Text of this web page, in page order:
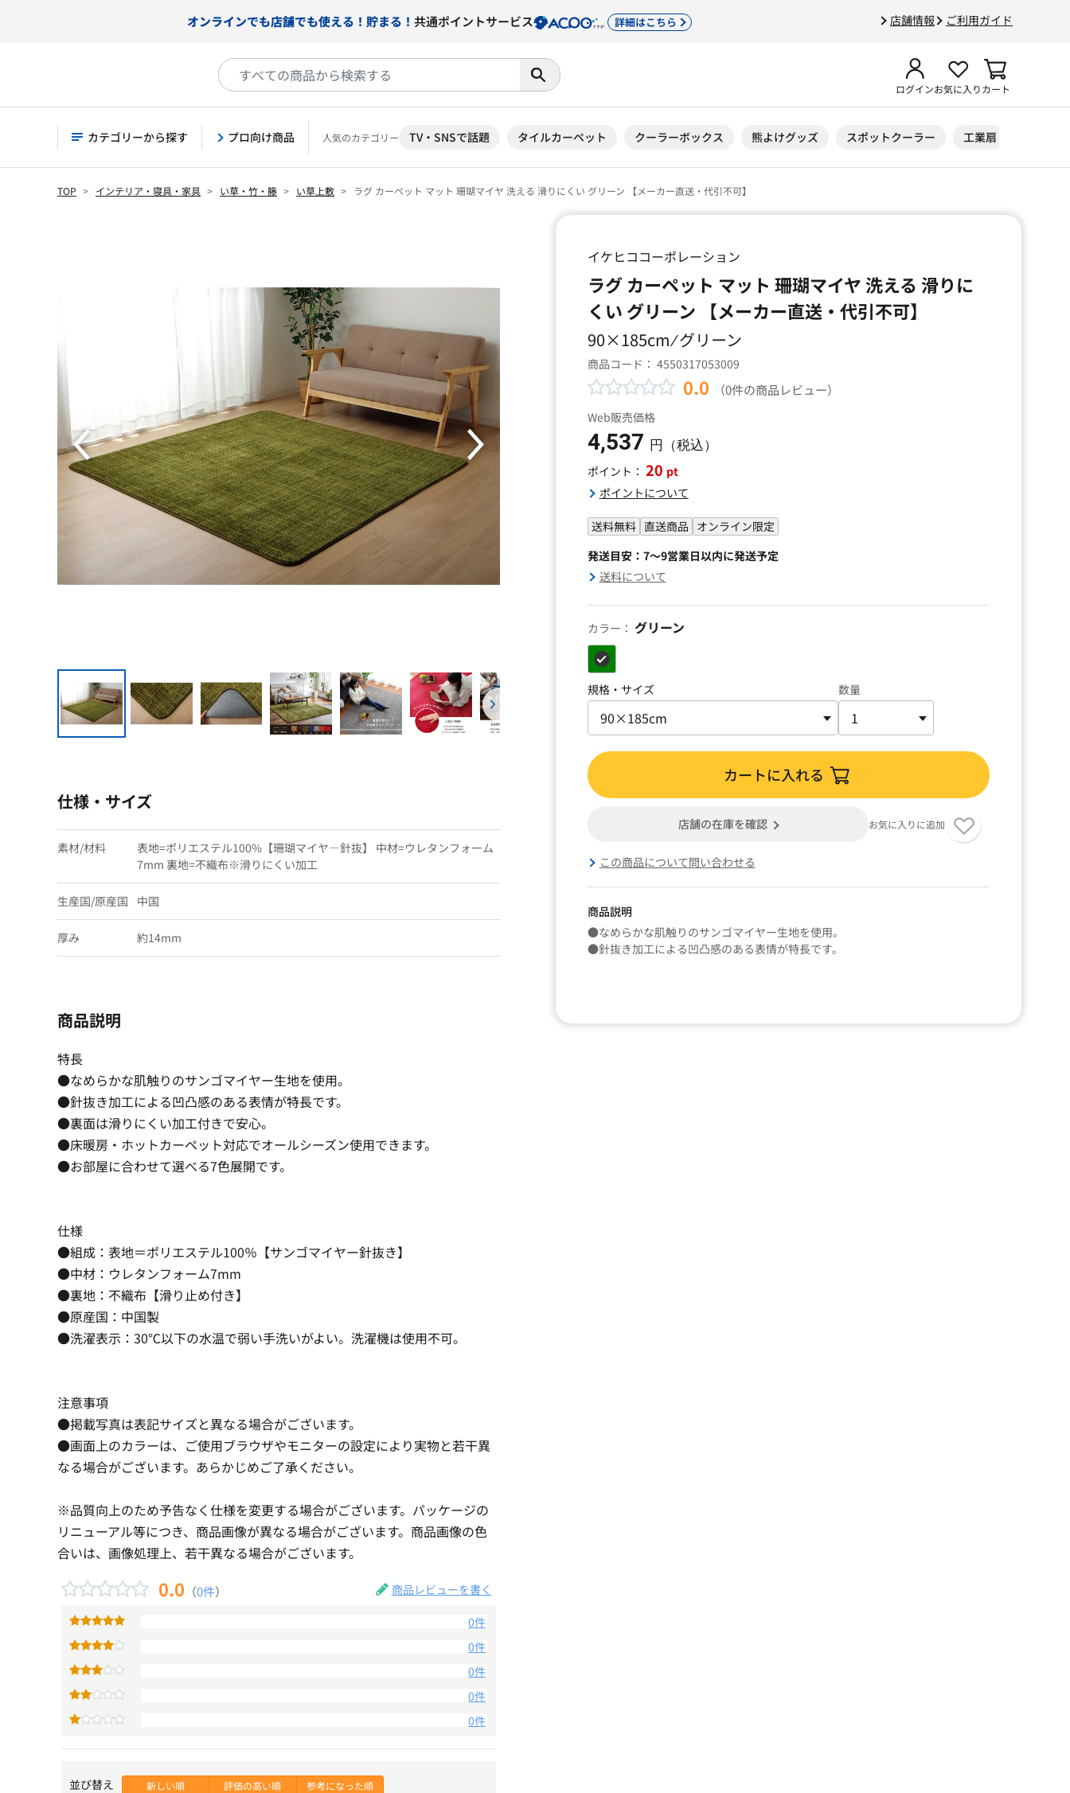
店舗情報 ご利用ガイド
オンラインでも店舗でも使える！貯まる！ 共通ポイントサービス 詳細はこちら
ログインお気に入りカート
カテゴリーから探す プロ向け商品 人気のカテゴリー TV・SNSで話題 タイルカーペット クーラーボックス 熊よけグッズ スポットクーラー 工業扇
TOP インテリア・寝具・家具 い草・竹・籐 い草上敷 ラグ カーペット マット 珊瑚マイヤ 洗える 滑りにくい グリーン 【メーカー直送・代引不可】
イケヒココーポレーション
ラグ カーペット マット 珊瑚マイヤ 洗える 滑りに
くい グリーン 【メーカー直送・代引不可】
90×185cm ⁄ グリーン
商品コード： 4550317053009
0.0 （0件の商品レビュー）
Web販売価格
4,537 円（税込）
ポイント： 20 pt
ポイントについて
送料無料 直送商品 オンライン限定
発送目安：7～9営業日以内に発送予定
送料について
カラー： グリーン
規格・サイズ 数量
カートに入れる
店舗の在庫を確認 お気に入りに追加
この商品について問い合わせる
商品説明
●なめらかな肌触りのサンゴマイヤー生地を使用。
●針抜き加工による凹凸感のある表情が特長です。
仕様・サイズ
素材/材料
表地=ポリエステル100%【珊瑚マイヤ―針抜】 中材=ウレタンフォーム
7mm 裏地=不織布※滑りにくい加工
生産国/原産国 中国
厚み 約14mm
商品説明
特長
●なめらかな肌触りのサンゴマイヤー生地を使用。
●針抜き加工による凹凸感のある表情が特長です。
●裏面は滑りにくい加工付きで安心。
●床暖房・ホットカーペット対応でオールシーズン使用できます。
●お部屋に合わせて選べる7色展開です。
仕様
●組成：表地＝ポリエステル100％【サンゴマイヤー針抜き】
●中材：ウレタンフォーム7mm
●裏地：不織布【滑り止め付き】
●原産国：中国製
●洗濯表示：30℃以下の水温で弱い手洗いがよい。洗濯機は使用不可。
注意事項
●掲載写真は表記サイズと異なる場合がございます。
●画面上のカラーは、ご使用ブラウザやモニターの設定により実物と若干異
なる場合がございます。あらかじめご了承ください。
※品質向上のため予告なく仕様を変更する場合がございます。パッケージの
リニューアル等につき、商品画像が異なる場合がございます。商品画像の色
合いは、画像処理上、若干異なる場合がございます。
0.0 （0件） 商品レビューを書く
0件
0件
0件
0件
0件
並び替え 新しい順 評価の高い順 参考になった順